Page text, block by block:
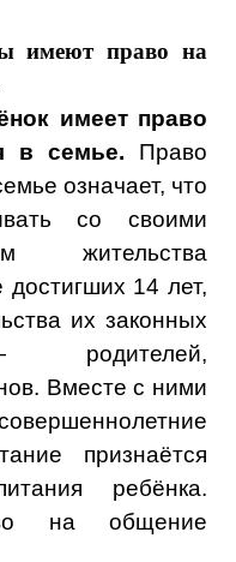
имеют право на
имеет право
в семье. Право
означает, что
со своими
жительства
14 лет,
их законных
родителей,
Вместе с ними
признаётся
ребёнка.
на общение